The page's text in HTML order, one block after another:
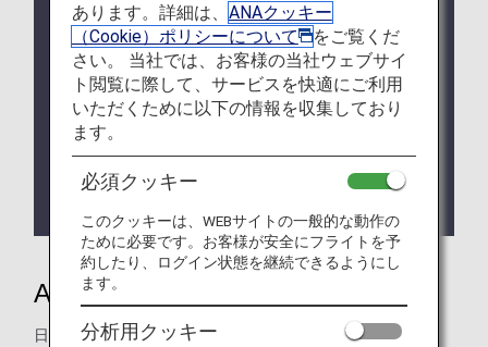
2026年5月19日ご搭乗分より、日本国内線運賃がリ
ニューアルされ、お客様の多様なニーズに合わせた
3種類の運賃からお選びいただけます。
2026年5月19日以降の搭乗分に関する運賃一覧はこ
ちら
ちまして新規予約・発券・搭乗を終了いたしまし
ANAがつなぐ、日本各地の魅力
日本には、主要都市の先にもまだ多くの魅力があります。
あります。詳細は、 ANAクッキー
（Cookie）ポリシーについて
をご覧くだ
さい。 当社では、お客様の当社ウェブサイ
ト閲覧に際して、サービスを快適にご利用
いただくために以下の情報を収集しており
ます。
必須クッキー
このクッキーは、WEBサイトの一般的な動作の
ために必要です。お客様が安全にフライトを予
約したり、ログイン状態を継続できるようにし
ます。
分析用クッキー